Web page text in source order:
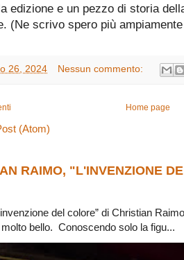
edizione e un pezzo di storia
(Ne scrivo spero più
26, 2024 Nessun commento:
Home page
(Atom)
RAIMO, "L'INVENZIONE
del colore” di Christian
molto bello. Conoscendo solo la figu...